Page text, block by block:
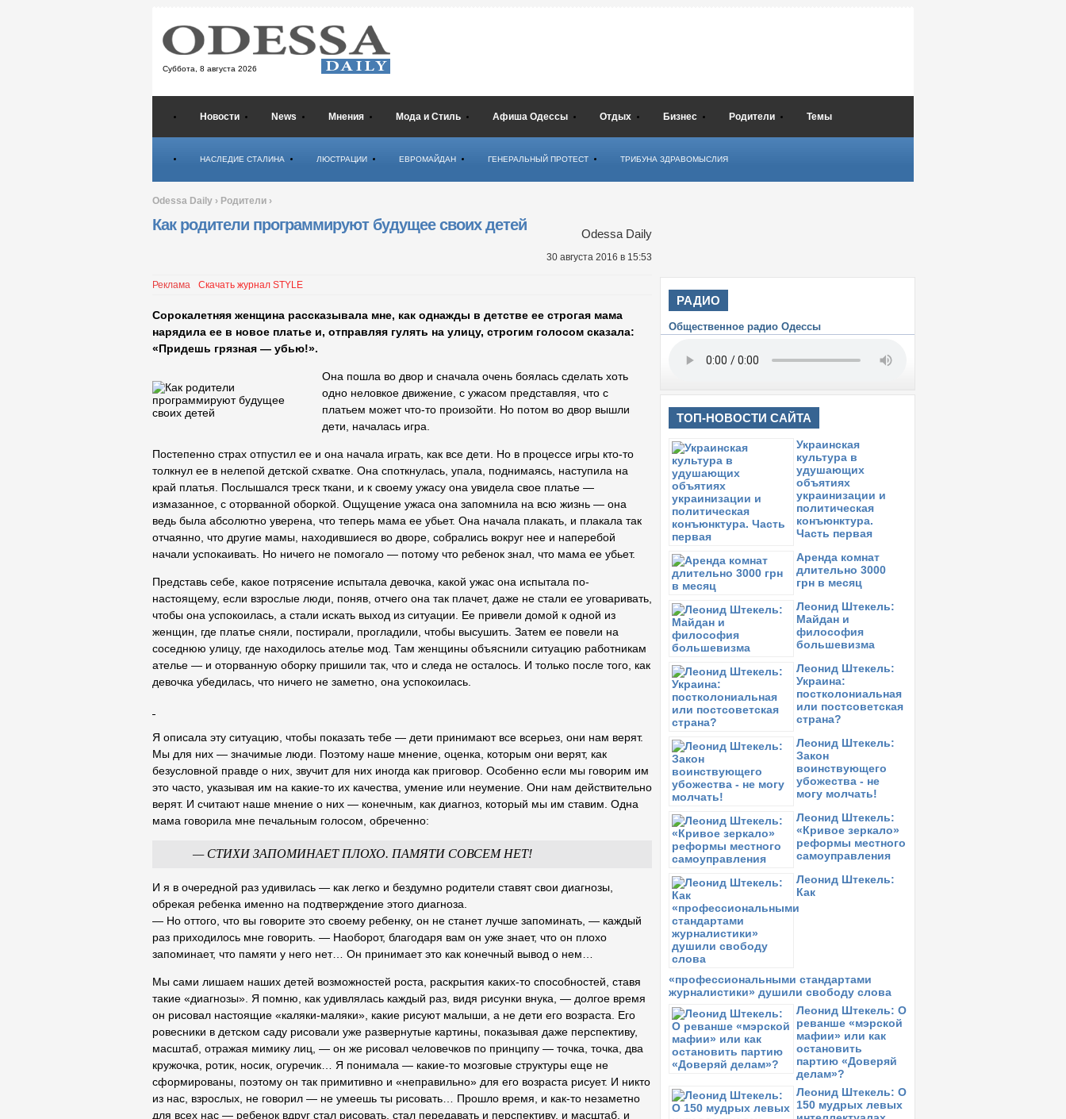
Суббота, 8 августа 2026
Новости News Мнения Мода и Стиль Афиша Одессы Отдых Бизнес Родители Темы
НАСЛЕДИЕ СТАЛИНА ЛЮСТРАЦИИ ЕВРОМАЙДАН ГЕНЕРАЛЬНЫЙ ПРОТЕСТ ТРИБУНА ЗДРАВОМЫСЛИЯ
Odessa Daily › Родители ›
Как родители программируют будущее своих детей
Odessa Daily
30 августа 2016 в 15:53
Реклама Скачать журнал STYLE
Сорокалетняя женщина рассказывала мне, как однажды в детстве ее строгая мама
нарядила ее в новое платье и, отправляя гулять на улицу, строгим голосом сказала:
«Придешь грязная — убью!».
Она пошла во двор и сначала очень боялась сделать хоть
одно неловкое движение, с ужасом представляя, что с
платьем может что-то произойти. Но потом во двор вышли
дети, началась игра.
Постепенно страх отпустил ее и она начала играть, как все дети. Но в процессе игры кто-то
толкнул ее в нелепой детской схватке. Она споткнулась, упала, поднимаясь, наступила на
край платья. Послышался треск ткани, и к своему ужасу она увидела свое платье —
измазанное, с оторванной оборкой. Ощущение ужаса она запомнила на всю жизнь — она
ведь была абсолютно уверена, что теперь мама ее убьет. Она начала плакать, и плакала так
отчаянно, что другие мамы, находившиеся во дворе, собрались вокруг нее и наперебой
начали успокаивать. Но ничего не помогало — потому что ребенок знал, что мама ее убьет.
Представь себе, какое потрясение испытала девочка, какой ужас она испытала по-
настоящему, если взрослые люди, поняв, отчего она так плачет, даже не стали ее уговаривать,
чтобы она успокоилась, а стали искать выход из ситуации. Ее привели домой к одной из
женщин, где платье сняли, постирали, прогладили, чтобы высушить. Затем ее повели на
соседнюю улицу, где находилось ателье мод. Там женщины объяснили ситуацию работникам
ателье — и оторванную оборку пришили так, что и следа не осталось. И только после того, как
девочка убедилась, что ничего не заметно, она успокоилась.
Я описала эту ситуацию, чтобы показать тебе — дети принимают все всерьез, они нам верят.
Мы для них — значимые люди. Поэтому наше мнение, оценка, которым они верят, как
безусловной правде о них, звучит для них иногда как приговор. Особенно если мы говорим им
это часто, указывая им на какие-то их качества, умение или неумение. Они нам действительно
верят. И считают наше мнение о них — конечным, как диагноз, который мы им ставим. Одна
мама говорила мне печальным голосом, обреченно:
— СТИХИ ЗАПОМИНАЕТ ПЛОХО. ПАМЯТИ СОВСЕМ НЕТ!
И я в очередной раз удивилась — как легко и бездумно родители ставят свои диагнозы,
обрекая ребенка именно на подтверждение этого диагноза.
— Но оттого, что вы говорите это своему ребенку, он не станет лучше запоминать, — каждый
раз приходилось мне говорить. — Наоборот, благодаря вам он уже знает, что он плохо
запоминает, что памяти у него нет… Он принимает это как конечный вывод о нем…
Мы сами лишаем наших детей возможностей роста, раскрытия каких-то способностей, ставя
такие «диагнозы». Я помню, как удивлялась каждый раз, видя рисунки внука, — долгое время
он рисовал настоящие «каляки-маляки», какие рисуют малыши, а не дети его возраста. Его
ровесники в детском саду рисовали уже развернутые картины, показывая даже перспективу,
масштаб, отражая мимику лиц, — он же рисовал человечков по принципу — точка, точка, два
кружочка, ротик, носик, огуречик… Я понимала — какие-то мозговые структуры еще не
сформированы, поэтому он так примитивно и «неправильно» для его возраста рисует. И никто
из нас, взрослых, не говорил — не умеешь ты рисовать… Прошло время, и как-то незаметно
для всех нас — ребенок вдруг стал рисовать, стал передавать и перспективу, и масштаб, и
РАДИО
Общественное радио Одессы
ТОП-НОВОСТИ САЙТА
Украинская
культура в
удушающих
объятиях
украинизации и
политическая
конъюнктура.
Часть первая
Аренда комнат
длительно 3000
грн в месяц
Леонид Штекель:
Майдан и
философия
большевизма
Леонид Штекель:
Украина:
постколониальная
или постсоветская
страна?
Леонид Штекель:
Закон
воинствующего
убожества - не
могу молчать!
Леонид Штекель:
«Кривое зеркало»
реформы местного
самоуправления
Леонид Штекель:
Как
«профессиональными стандартами
журналистики» душили свободу слова
Леонид Штекель: О
реванше «мэрской
мафии» или как
остановить
партию «Доверяй
делам»?
Леонид Штекель: О
150 мудрых левых